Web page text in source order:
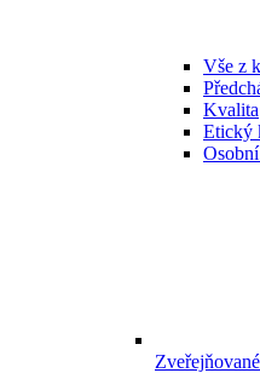
Vše z
Kvalita
Etický